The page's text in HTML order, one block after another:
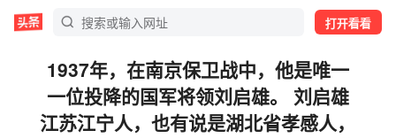
打开看看
1937年，在南京保卫战中，他是唯一
一位投降的国军将领刘启雄。 刘启雄
江苏江宁人，也有说是湖北省孝感人，